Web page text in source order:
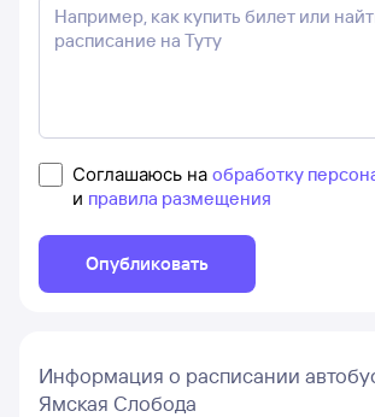
Соглашаюсь на обработку
и правила размещения
Опубликовать
Информация о расписании
Ямская Слобода